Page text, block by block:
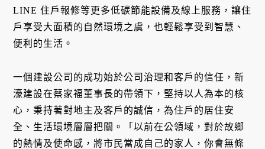
LINE 住戶報修等更多低碳節能設備及線上服務，讓住
戶享受大面積的自然環境之虞，也輕鬆享受到智慧、
便利的生活。
一個建設公司的成功始於公司治理和客戶的信任，新
濠建設在蔡家福董事長的帶領下，堅持以人為本的核
心，秉持著對地主及客戶的誠信，為住戶的居住安
全、生活環境層層把關。「以前在公領域，對於故鄉
的熱情及使命感，將市民當成自己的家人，你會無條